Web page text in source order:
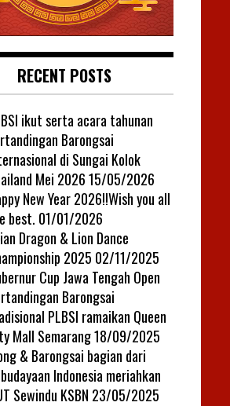
RECENT POSTS
ikut serta acara tahunan
Barongsai
di Sungai Kolok
Mei 202615/05/2026
New Year 2026!!Wish you all
best. 01/01/2026
Dragon & Lion Dance
2025 02/11/2025
Cup Jawa Tengah Open
Barongsai
PLBSI ramaikan Queen
Mall Semarang18/09/2025
& Barongsai bagian dari
Indonesia meriahkan
Sewindu KSBN 23/05/2025